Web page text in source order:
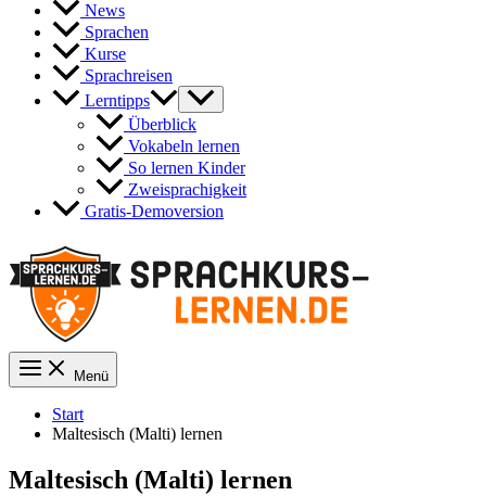
News
Sprachen
Kurse
Sprachreisen
Lerntipps
Überblick
Vokabeln lernen
So lernen Kinder
Zweisprachigkeit
Gratis-Demoversion
Menü
Start
Maltesisch (Malti) lernen
Maltesisch (Malti) lernen